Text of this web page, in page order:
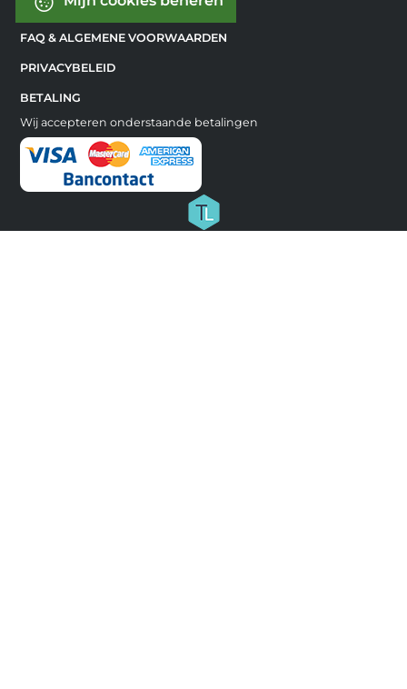
FAQ & ALGEMENE VOORWAARDEN
PRIVACYBELEID
BETALING
Wij accepteren onderstaande betalingen